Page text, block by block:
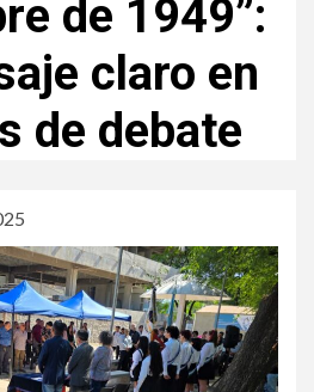
de 1949”:
claro en
de debate